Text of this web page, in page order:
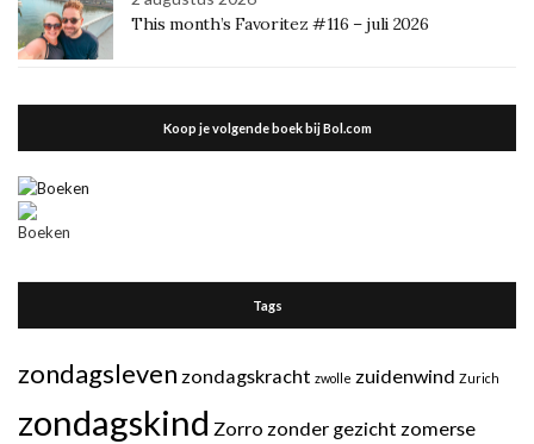
This month’s Favoritez #116 – juli 2026
Koop je volgende boek bij Bol.com
Tags
zondagsleven zondagskracht zwolle zuidenwind Zurich
zondagskind Zorro zonder gezicht zomerse